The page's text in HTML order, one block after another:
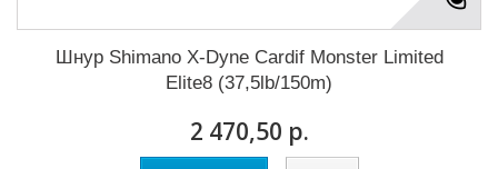
Шнур Shimano X-Dyne Cardif Monster Limited
Elite8 (37,5lb/150m)
2 470,50 р.